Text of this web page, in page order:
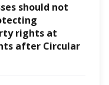
should not
rights at
after Circular